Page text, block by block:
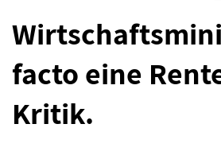
facto eine
Kritik.